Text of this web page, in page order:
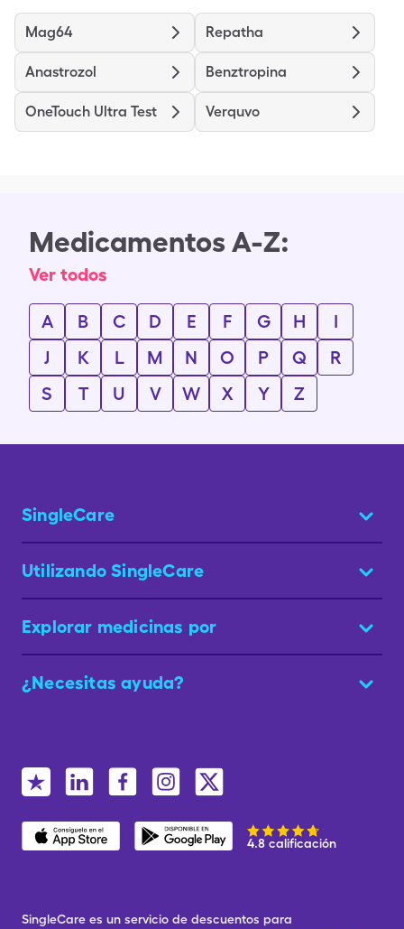
Mag64 Repatha
Anastrozol Benztropina
OneTouch Ultra Test Verquvo
Medicamentos A-Z:
Ver todos
A B C D E F G H
I
J
K L M N O P Q
R
S
T U V W X Y Z
SingleCare
Utilizando SingleCare
Explorar medicinas por
¿Necesitas ayuda?
4.8 calificación
SingleCare es un servicio de descuentos para